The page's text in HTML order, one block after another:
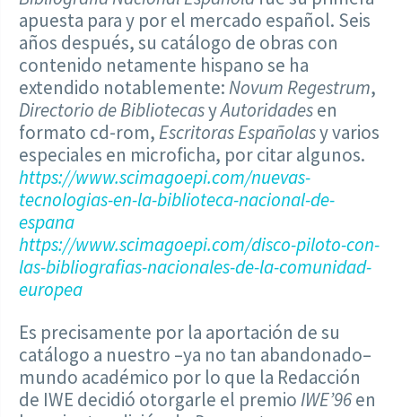
apuesta para y por el mercado español. Seis
años después, su catálogo de obras con
contenido netamente hispano se ha
extendido notablemente:Novum Regestrum,
Directorio de BibliotecasyAutoridadesen
formato cd-rom,Escritoras Españolasy varios
especiales en microficha, por citar algunos.
https://www.scimagoepi.com/nuevas-
tecnologias-en-la-biblioteca-nacional-de-
espana
https://www.scimagoepi.com/disco-piloto-con-
las-bibliografias-nacionales-de-la-comunidad-
europea
Es precisamente por la aportación de su
catálogo a nuestro –ya no tan abandonado–
mundo académico por lo que la Redacción
de IWE decidió otorgarle el premioIWE’96en